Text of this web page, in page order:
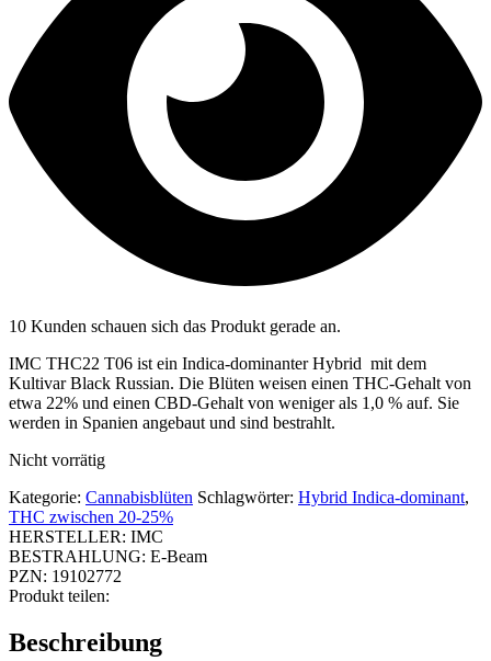
10 Kunden schauen sich das Produkt gerade an.
IMC THC22 T06 ist ein Indica-dominanter Hybrid mit dem
Kultivar Black Russian. Die Blüten weisen einen THC-Gehalt von
etwa 22% und einen CBD-Gehalt von weniger als 1,0 % auf. Sie
werden in Spanien angebaut und sind bestrahlt.
Nicht vorrätig
Kategorie: Cannabisblüten Schlagwörter: Hybrid Indica-dominant,
THC zwischen 20-25%
HERSTELLER: IMC
BESTRAHLUNG: E-Beam
PZN: 19102772
Produkt teilen:
Beschreibung